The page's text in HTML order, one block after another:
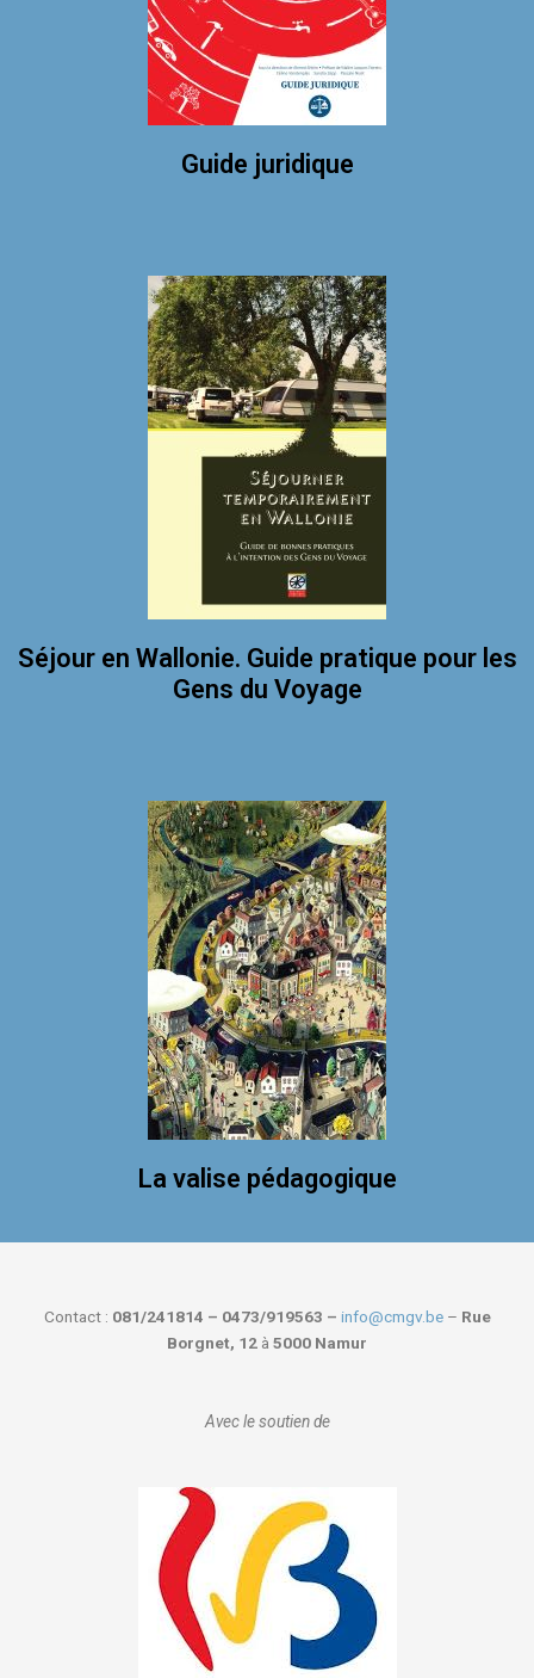
Guide juridique
Séjour en Wallonie. Guide pratique pour les
Gens du Voyage
La valise pédagogique
Contact : 081/241814 – 0473/919563 – info@cmgv.be– Rue
Borgnet, 12 à 5000 Namur
Avec le soutien de